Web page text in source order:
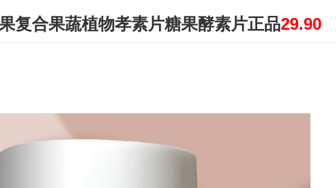
复合果蔬植物孝素片糖果酵素片正品29.90